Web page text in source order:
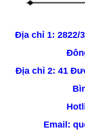
Địa chỉ 1: 2822/
Địa chỉ 2: 41
Email: